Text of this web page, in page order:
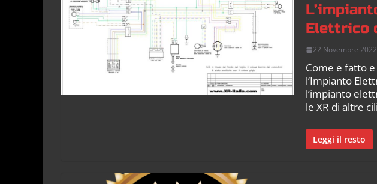
Elettrico
22 Novembre 2022
Come e fatto
l’Impianto
l’impianto
le XR di altre
Leggi il resto